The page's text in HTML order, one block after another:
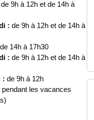
de 9h à 12h et de 14h à
: de 9h à 12h et de 14h à
de 14h à 17h30
: de 9h à 12h et de 14h à
: de 9h à 12h
pendant les vacances